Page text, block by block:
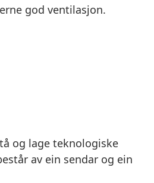
god ventilasjon.
og lage teknologiske
av ein sendar og ein